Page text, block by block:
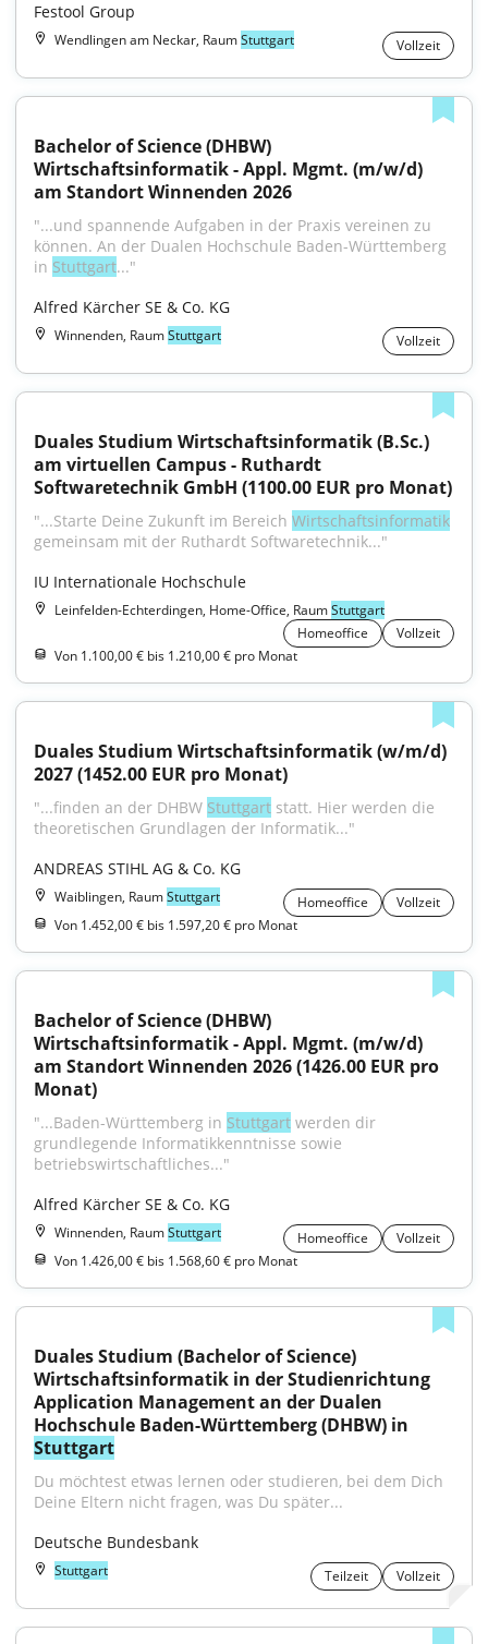
Festool Group
Wendlingen am Neckar, RaumStuttgart Vollzeit
Bachelor of Science (DHBW)
Wirtschaftsinformatik - Appl. Mgmt. (m/w/d)
am Standort Winnenden 2026
"...und spannende Aufgaben in der Praxis vereinen zu
können. An der Dualen Hochschule Baden-Württemberg
in Stuttgart..."
Alfred Kärcher SE & Co. KG
Winnenden, RaumStuttgart Vollzeit
Duales Studium Wirtschaftsinformatik (B.Sc.)
am virtuellen Campus - Ruthardt
Softwaretechnik GmbH (1100.00 EUR pro Monat)
"...Starte Deine Zukunft im Bereich Wirtschaftsinformatik
gemeinsam mit der Ruthardt Softwaretechnik..."
IU Internationale Hochschule
Leinfelden-Echterdingen, Home-Office, RaumStuttgart
Homeoffice
Vollzeit
Von 1.100,00 € bis 1.210,00 € pro Monat
Duales Studium Wirtschaftsinformatik (w/m/d)
2027 (1452.00 EUR pro Monat)
"...finden an der DHBW Stuttgart statt. Hier werden die
theoretischen Grundlagen der Informatik..."
ANDREAS STIHL AG & Co. KG
Waiblingen, RaumStuttgart Homeoffice
Vollzeit
Von 1.452,00 € bis 1.597,20 € pro Monat
Bachelor of Science (DHBW)
Wirtschaftsinformatik - Appl. Mgmt. (m/w/d)
am Standort Winnenden 2026 (1426.00 EUR pro
Monat)
"...Baden-Württemberg in Stuttgart werden dir
grundlegende Informatikkenntnisse sowie
betriebswirtschaftliches..."
Alfred Kärcher SE & Co. KG
Winnenden, RaumStuttgart Homeoffice
Vollzeit
Von 1.426,00 € bis 1.568,60 € pro Monat
Duales Studium (Bachelor of Science)
Wirtschaftsinformatik in der Studienrichtung
Application Management an der Dualen
Stuttgart
Du möchtest etwas lernen oder studieren, bei dem Dich
Deine Eltern nicht fragen, was Du später...
Deutsche Bundesbank
Stuttgart Teilzeit Vollzeit